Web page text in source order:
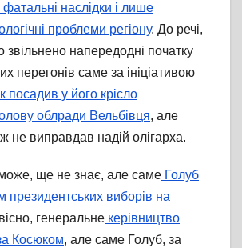
наслідки і лише
проблеми регіону. До речі,
звільнено напередодні початку
перегонів саме за ініціативою
посадив у його крісло
облради Вельбівця, але
не виправдав надій олігарха.
ще не знає, але саме Голуб
президентських виборів на
генеральне керівництво
Косюком, але саме Голуб, за